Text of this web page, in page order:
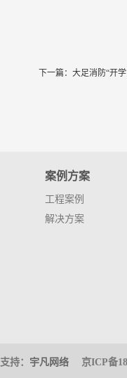
下一篇： 大足消防“开
案例方案
工程案例
解决方案
持： 宇凡网络 京ICP备